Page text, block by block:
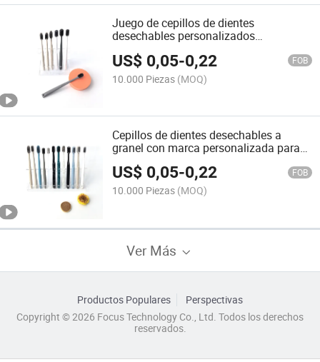
Juego de cepillos de dientes
desechables personalizados
US$ 0,05-0,22 FOB
10.000 Piezas (MOQ)
Cepillos de dientes desechables a
granel con marca personalizada para
uso en casa
US$ 0,05-0,22 FOB
10.000 Piezas (MOQ)
Ver Más
Productos Populares
Perspectivas
Copyright © 2026 Focus Technology Co., Ltd. Todos los derechos
reservados.